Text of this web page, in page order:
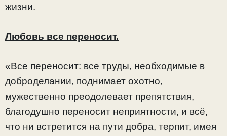
жизни.
Любовь все переносит.
«Все переносит: все труды, необходимые в
доброделании, поднимает охотно,
мужественно преодолевает препятствия,
благодушно переносит неприятности, и всё,
что ни встретится на пути добра, терпит, имея